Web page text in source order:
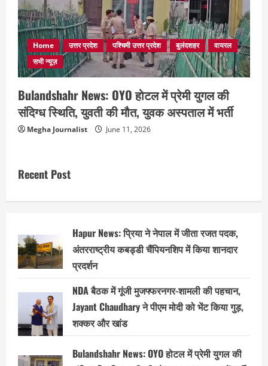
Home उत्तर प्रदेश पश्चिमी उत्तर प्रदेश बुलंदशहर
वायरल
सभी न्यूज़
Bulandshahr News: OYO होटल में प्रेमी युगल की
संदिग्ध स्थिति, युवती की मौत, युवक अस्पताल में भर्ती
Megha Journalist June 11, 2026
Recent Post
Hapur News: प्रिया ने नेपाल में जीता रजत पदक,
अंतरराष्ट्रीय कबड्डी चैंपियनशिप में किया शानदार
प्रदर्शन
NDA बैठक में गूंजी मुजफ्फरनगर-शामली की पहचान,
Jayant Chaudhary ने पीएम मोदी को भेंट किया गुड़,
शक्कर और खांड
Bulandshahr News: OYO होटल में प्रेमी युगल की